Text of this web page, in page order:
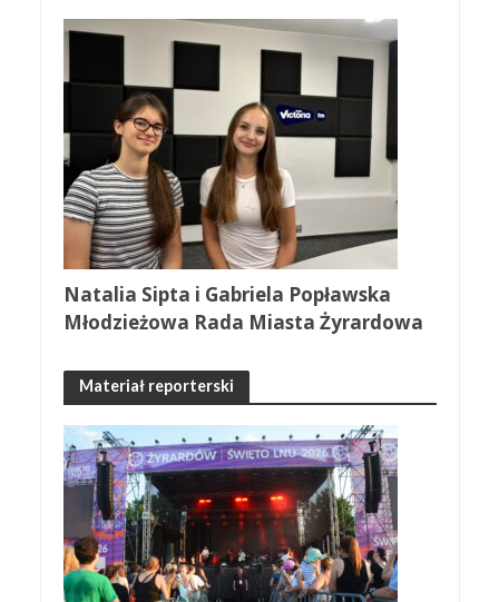
Natalia Sipta i Gabriela Popławska
Młodzieżowa Rada Miasta Żyrardowa
Materiał reporterski